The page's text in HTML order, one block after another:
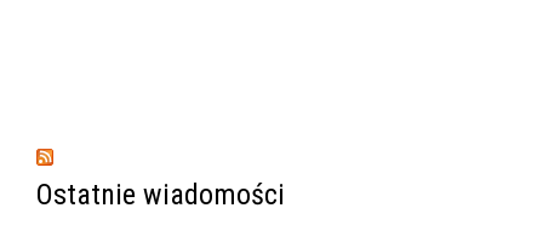
Ostatnie wiadomości